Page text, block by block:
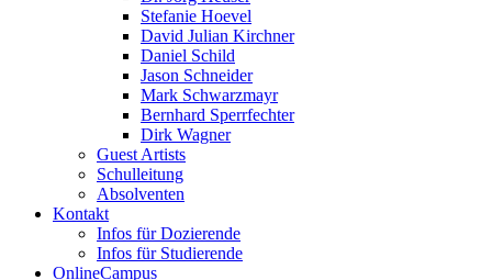
Stefanie Hoevel
David Julian Kirchner
Daniel Schild
Jason Schneider
Mark Schwarzmayr
Bernhard Sperrfechter
Dirk Wagner
Guest Artists
Schulleitung
Absolventen
Kontakt
Infos für Dozierende
Infos für Studierende
OnlineCampus